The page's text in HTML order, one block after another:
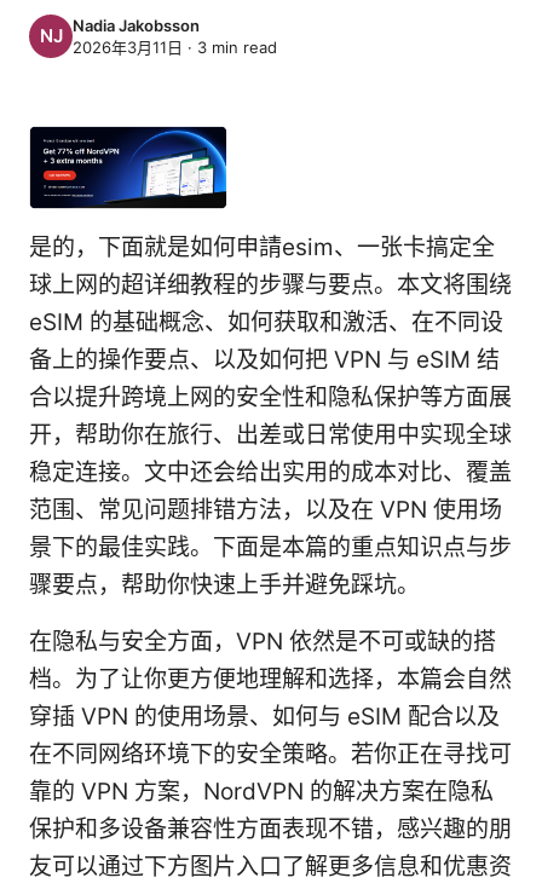
Nadia Jakobsson
2026年3月11日 · 3 min read
是的，下面就是如何申請esim、一张卡搞定全
球上网的超详细教程的步骤与要点。本文将围绕
eSIM 的基础概念、如何获取和激活、在不同设
备上的操作要点、以及如何把 VPN 与 eSIM 结
合以提升跨境上网的安全性和隐私保护等方面展
开，帮助你在旅行、出差或日常使用中实现全球
稳定连接。文中还会给出实用的成本对比、覆盖
范围、常见问题排错方法，以及在 VPN 使用场
景下的最佳实践。下面是本篇的重点知识点与步
骤要点，帮助你快速上手并避免踩坑。
在隐私与安全方面，VPN 依然是不可或缺的搭
档。为了让你更方便地理解和选择，本篇会自然
穿插 VPN 的使用场景、如何与 eSIM 配合以及
在不同网络环境下的安全策略。若你正在寻找可
靠的 VPN 方案，NordVPN 的解决方案在隐私
保护和多设备兼容性方面表现不错，感兴趣的朋
友可以通过下方图片入口了解更多信息和优惠资